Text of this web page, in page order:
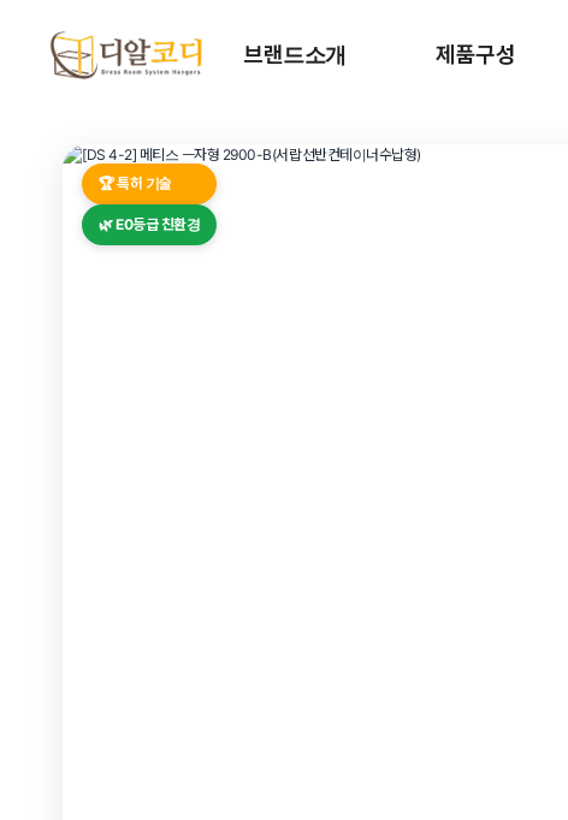
브랜드소개 제품구성
🏆 특허 기술
🌿 E0등급 친환경